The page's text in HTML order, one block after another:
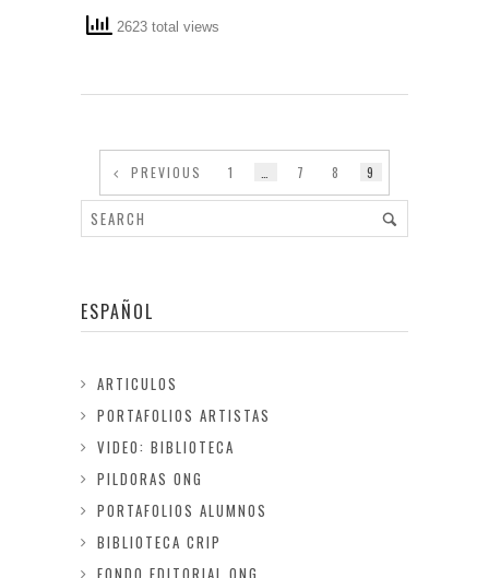
2623 total views
PREVIOUS 1 7 8 9
ESPAÑOL
ARTICULOS
PORTAFOLIOS ARTISTAS
VIDEO: BIBLIOTECA
PILDORAS ONG
PORTAFOLIOS ALUMNOS
BIBLIOTECA CRIP
FONDO EDITORIAL ONG